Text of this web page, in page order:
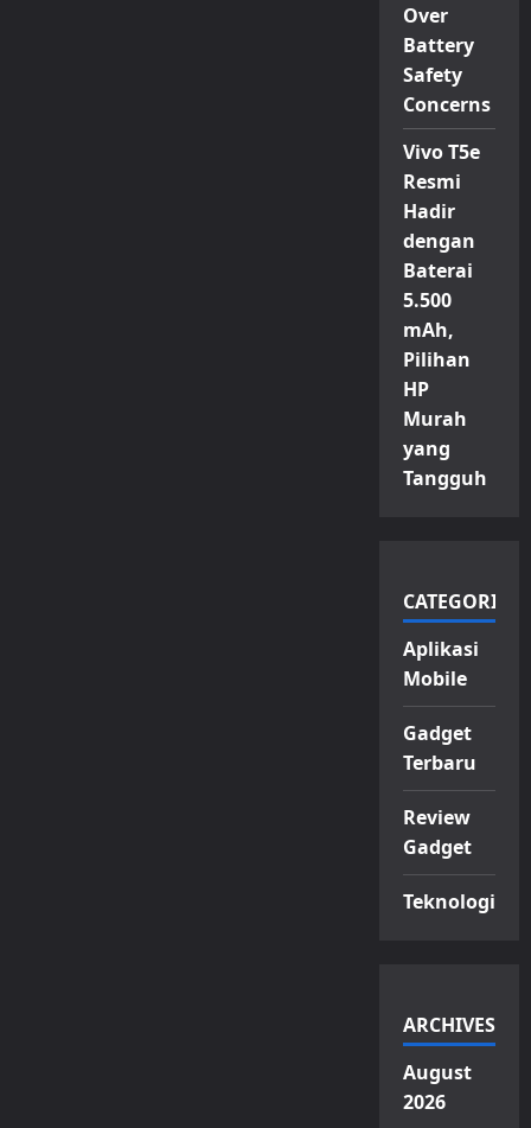
Over
Battery
Safety
Concerns
Vivo T5e
Resmi
Hadir
dengan
Baterai
5.500
mAh,
Pilihan
HP
Murah
yang
Tangguh
CATEGORIES
Aplikasi
Mobile
Gadget
Terbaru
Review
Gadget
Teknologi
ARCHIVES
August
2026